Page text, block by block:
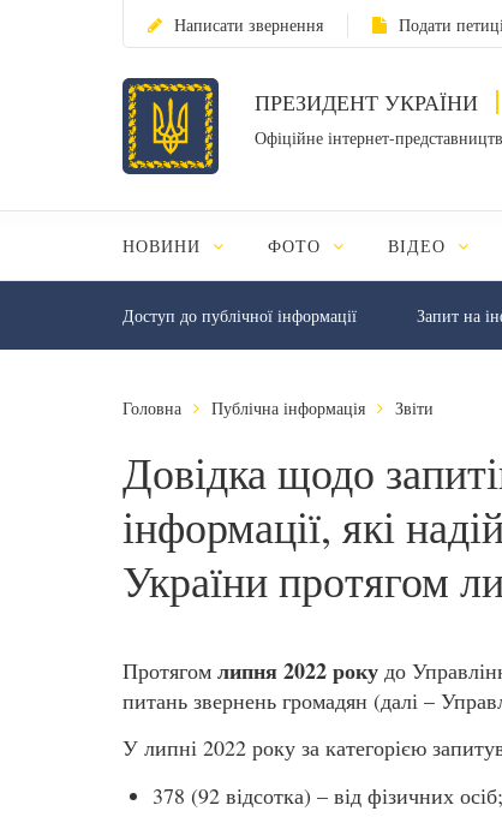
Написати звернення Подати
ПРЕЗИДЕНТ УКРАЇНИ
Офіційне інтернет-
НОВИНИ ФОТО ВІДЕО
Доступ до публічної інформації Запит на
Головна Публічна інформація Звіти
Довідка щодо
інформації, які
України протягом
Протягом липня 2022 року до
питань звернень громадян (далі –
У липні 2022 року за категорією
378 (92 відсотка) – від фізичних осіб;